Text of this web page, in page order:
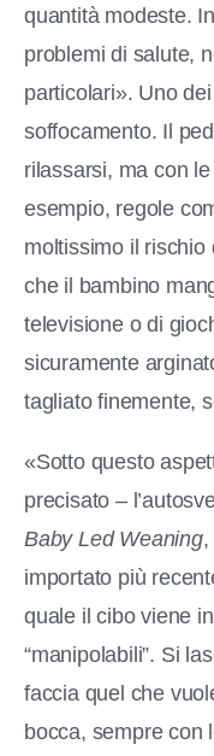
quantità modeste.
problemi di salute,
particolari». Uno
soffocamento. Il
rilassarsi, ma con
esempio, regole
moltissimo il
che il bambino
televisione o di
sicuramente
tagliato finemente,
«Sotto questo
precisato –
Baby Led Weaning,
importato più
quale il cibo viene
“manipolabili”. Si
faccia quel che
bocca, sempre con